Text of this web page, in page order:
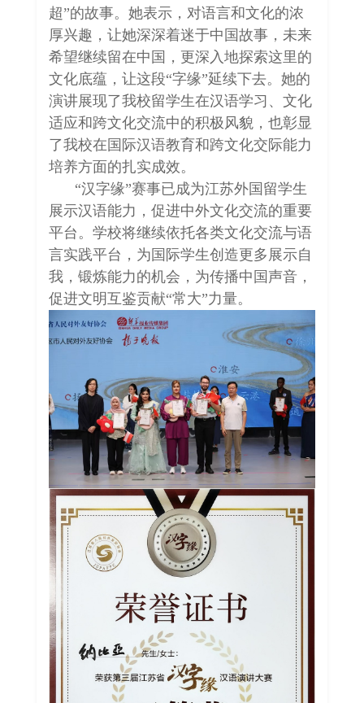
超”的故事。她表示，对语言和文化的浓
厚兴趣，让她深深着迷于中国故事，未来
希望继续留在中国，更深入地探索这里的
文化底蕴，让这段“字缘”延续下去。她的
演讲展现了我校留学生在汉语学习、文化
适应和跨文化交流中的积极风貌，也彰显
了我校在国际汉语教育和跨文化交际能力
培养方面的扎实成效。
“汉字缘”赛事已成为江苏外国留学生
展示汉语能力，促进中外文化交流的重要
平台。学校将继续依托各类文化交流与语
言实践平台，为国际学生创造更多展示自
我，锻炼能力的机会，为传播中国声音，
促进文明互鉴贡献“常大”力量。